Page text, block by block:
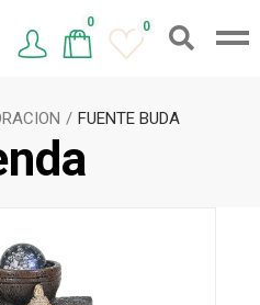
0 0
FUENTE BUDA